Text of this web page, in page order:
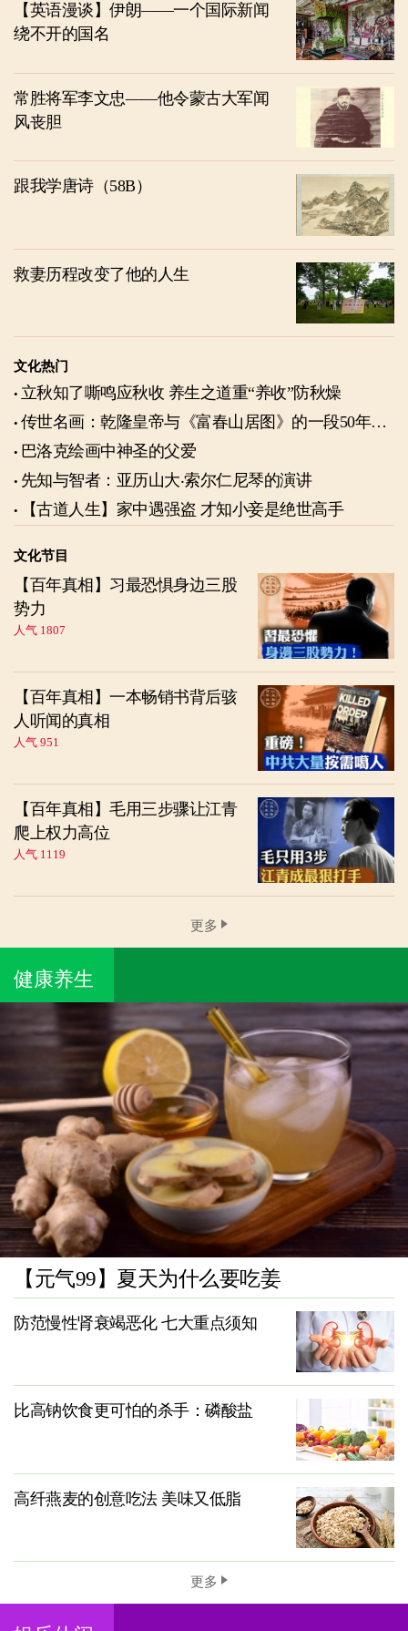
【英语漫谈】伊朗——一个国际新闻
绕不开的国名
常胜将军李文忠——他令蒙古大军闻
风丧胆
跟我学唐诗（58B）
救妻历程改变了他的人生
文化热门
立秋知了嘶鸣应秋收 养生之道重“养收”防秋燥
传世名画：乾隆皇帝与《富春山居图》的一段50年奇
缘巴洛克绘画中神圣的父爱
先知与智者：亚历山大‧索尔仁尼琴的演讲
【古道人生】家中遇强盗 才知小妾是绝世高手
文化节目
【百年真相】习最恐惧身边三股
势力
人气 1807
【百年真相】一本畅销书背后骇
人听闻的真相
人气 951
【百年真相】毛用三步骤让江青
爬上权力高位
人气 1119
更多
健康养生
【元气99】夏天为什么要吃姜
防范慢性肾衰竭恶化 七大重点须知
比高钠饮食更可怕的杀手：磷酸盐
高纤燕麦的创意吃法 美味又低脂
更多